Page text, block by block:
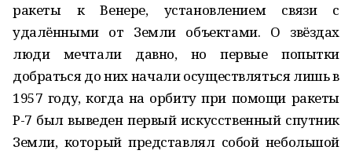
ракеты к Венере, установлением связи с
удалёнными от Земли объектами. О звёздах
люди мечтали давно, но первые попытки
добраться до них начали осуществляться лишь в
1957 году, когда на орбиту при помощи ракеты
Р-7 был выведен первый искусственный спутник
Земли, который представлял собой небольшой